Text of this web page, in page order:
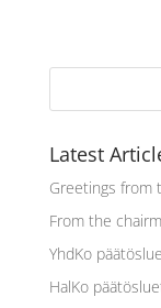
Latest
Greetings from
From the
YhdKo
HalKo